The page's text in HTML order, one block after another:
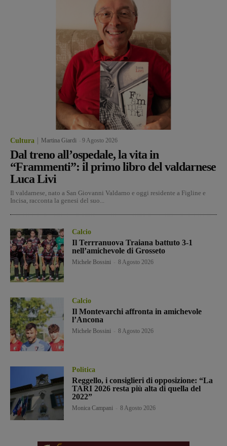
Cultura Martina Giardi 9 Agosto 2026
Dal treno all’ospedale, la vita in
“Frammenti”: il primo libro del valdarnese
Luca Livi
Il valdarnese, nato a San Giovanni Valdarno e oggi residente a Figline e
Incisa, racconta la genesi del suo...
Calcio
Il Terrranuova Traiana battuto 3-1
nell’amichevole di Grosseto
Michele Bossini 8 Agosto 2026
Calcio
Il Montevarchi affronta in amichevole
l’Ancona
Michele Bossini 8 Agosto 2026
Politica
Reggello, i consiglieri di opposizione: “La
TARI 2026 resta più alta di quella del
2022”
Monica Campani 8 Agosto 2026